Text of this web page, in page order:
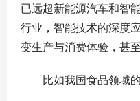
已远超新能源汽车和智
行业，智能技术的深度
变生产与消费体验，甚
比如我国食品领域的